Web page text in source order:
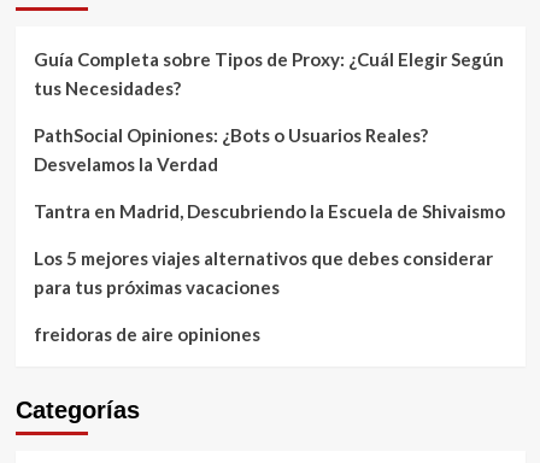
Guía Completa sobre Tipos de Proxy: ¿Cuál Elegir Según
tus Necesidades?
PathSocial Opiniones: ¿Bots o Usuarios Reales?
Desvelamos la Verdad
Tantra en Madrid, Descubriendo la Escuela de Shivaismo
Los 5 mejores viajes alternativos que debes considerar
para tus próximas vacaciones
freidoras de aire opiniones
Categorías